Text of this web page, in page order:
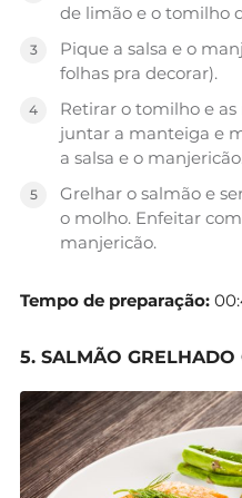
de limão e o tomilho
Pique a salsa e o
folhas pra decorar).
Retirar o tomilho e
juntar a manteiga e
a salsa e o manjericão.
Grelhar o salmão e
o molho. Enfeitar
manjericão.
Tempo de preparação:
5. SALMÃO GRELHADO